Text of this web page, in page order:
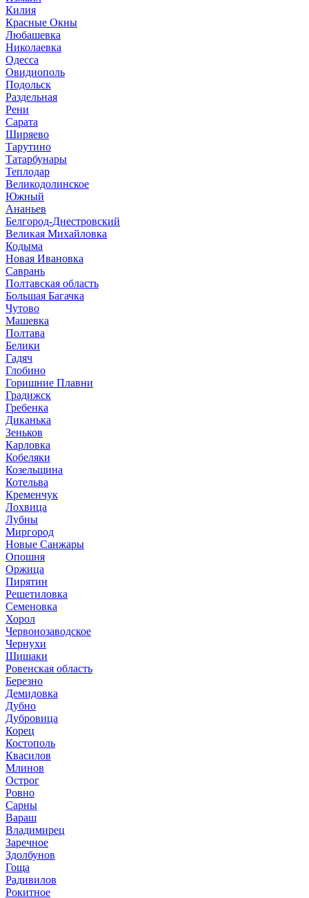
Килия
Красные Окны
Любашевка
Николаевка
Одесса
Овидиополь
Подольск
Раздельная
Рени
Сарата
Ширяево
Тарутино
Татарбунары
Теплодар
Великодолинское
Южный
Ананьев
Белгород-Днестровский
Великая Михайловка
Кодыма
Новая Ивановка
Саврань
Полтавская область
Большая Багачка
Чутово
Машевка
Полтава
Белики
Гадяч
Глобино
Горишние Плавни
Градижск
Гребенка
Диканька
Зеньков
Карловка
Кобеляки
Козельщина
Котельва
Кременчук
Лохвица
Лубны
Миргород
Новые Санжары
Опошня
Оржица
Пирятин
Решетиловка
Семеновка
Хорол
Червонозаводское
Чернухи
Шишаки
Ровенская область
Березно
Демидовка
Дубно
Дубровица
Корец
Костополь
Квасилов
Млинов
Острог
Ровно
Сарны
Вараш
Владимирец
Заречное
Здолбунов
Гоща
Радивилов
Рокитное